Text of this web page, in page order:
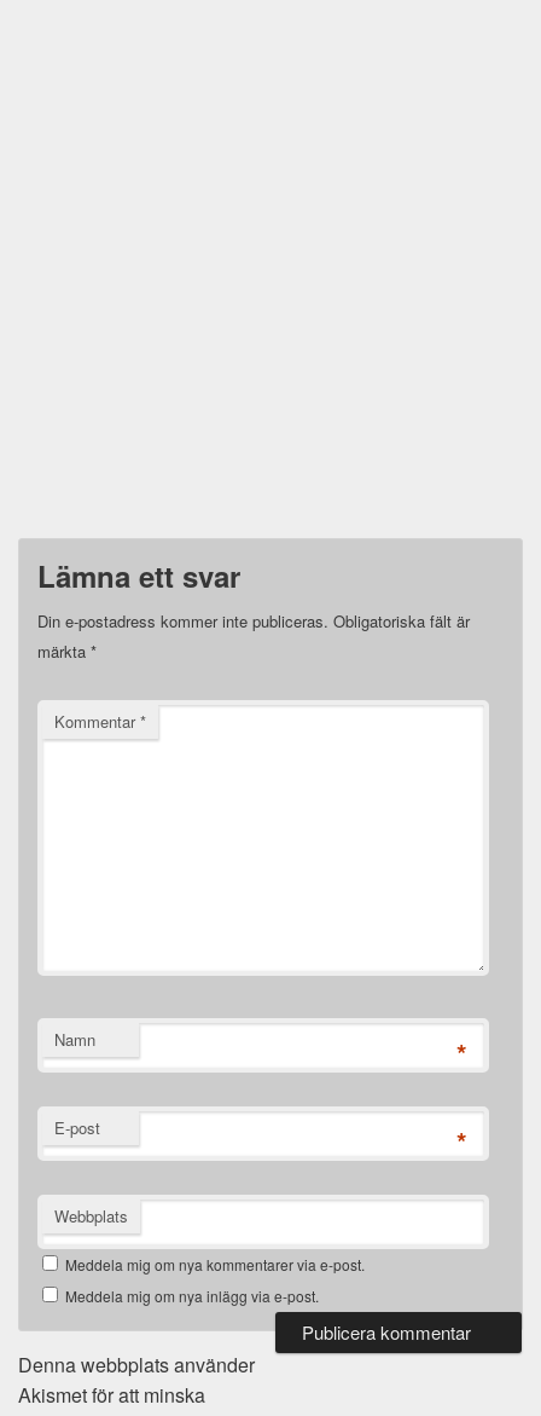
Lämna ett svar
Din e-postadress kommer inte publiceras. Obligatoriska fält är
märkta *
Kommentar*
Namn *
E-post *
Webbplats
Meddela mig om nya kommentarer via e-post.
Meddela mig om nya inlägg via e-post.
Denna webbplats använder
Akismet för att minska